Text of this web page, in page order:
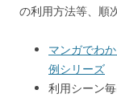
の利用方法等、順
マンガでわ
例シリーズ
利用シーン